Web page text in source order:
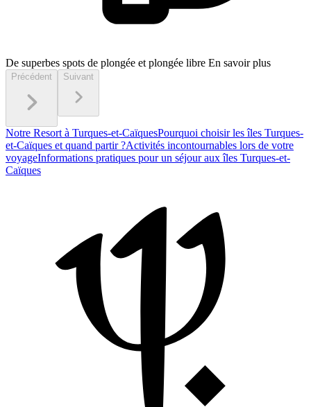
De superbes spots de plongée et plongée libre En savoir plus
Précédent Suivant
Notre Resort à Turques-et-CaïquesPourquoi choisir les îles Turques-
et-Caïques et quand partir ?Activités incontournables lors de votre
voyageInformations pratiques pour un séjour aux îles Turques-et-
Caïques